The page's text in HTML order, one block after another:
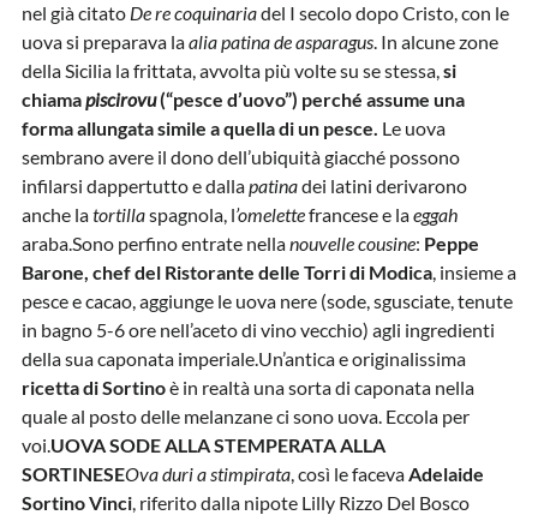
nel già citato De re coquinariadel I secolo dopo Cristo, con le
uova si preparava laalia patina de asparagus. In alcune zone
della Sicilia la frittata, avvolta più volte su se stessa,si
chiamapiscirovu(“pesce d’uovo”) perché assume una
forma allungata simile a quella di un pesce. Le uova
sembrano avere il dono dell’ubiquità giacché possono
infilarsi dappertutto e dallapatinadei latini derivarono
anche latortillaspagnola, l’omelettefrancese e laeggah
araba.Sono perfino entrate nellanouvelle cousine: Peppe
Barone, chef del Ristorante delle Torri di Modica, insieme a
pesce e cacao, aggiunge le uova nere (sode, sgusciate, tenute
in bagno 5-6 ore nell’aceto di vino vecchio) agli ingredienti
della sua caponata imperiale.Un’antica e originalissima
ricetta di Sortinoè in realtà una sorta di caponata nella
quale al posto delle melanzane ci sono uova. Eccola per
voi.UOVA SODE ALLA STEMPERATA ALLA
SORTINESEOva duri a stimpirata, così le facevaAdelaide
Sortino Vinci, riferito dalla nipote Lilly Rizzo Del Bosco